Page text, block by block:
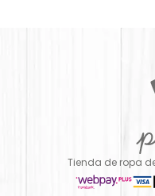
Tienda de ropa